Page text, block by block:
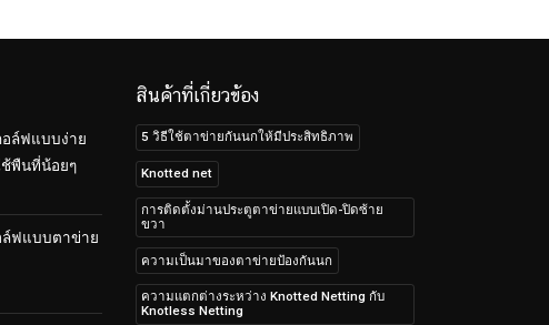
ล์ฟแบบง่าย
พืนที่น้อยๆ
ล์ฟแบบตาข่าย
สินค้าที่เกี่ยวข้อง
5 วิธีใช้ตาข่ายกันนกให้มีประสิทธิภาพ
Knotted net
การติดตั้งม่านประตูตาข่ายแบบเปิด-ปิดซ้าย
ขวา
ความเป็นมาของตาข่ายป้องกันนก
ความแตกต่างระหว่าง Knotted Netting กับ
Knotless Netting